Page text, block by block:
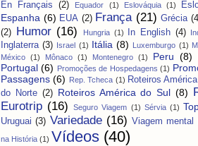
En Français (2) Equador (1) Eslováquia (1)
Espanha (6) EUA (2) França (21) Grécia
(2) Humor (16) Hungria (1) In English (4)
Inglaterra (3) Israel (1) Itália (8) Luxemburgo (1)
México (1) Mônaco (1) Montenegro (1) Peru (8)
Portugal (6) Promoções de Hospedagens (1)
Passagens (6) Rep. Tcheca (1) Roteiros
do Norte (2) Roteiros América do Sul (8)
Eurotrip (16) Seguro Viagem (1) Sérvia (1)
Uruguai (3) Variedade (16) Viagem mental
na História (1) Vídeos (40)